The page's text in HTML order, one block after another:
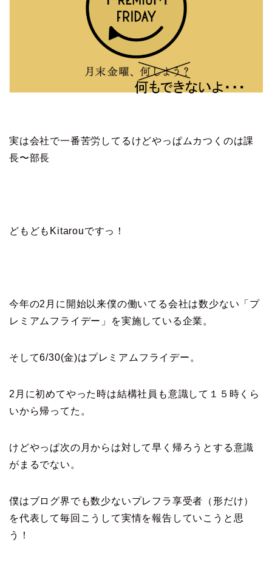
実は会社で一番苦労してるけどやっぱムカつくのは課
長〜部長
どもどもKitarouですっ！
今年の2月に開始以来僕の働いてる会社は数少ない「プ
レミアムフライデー」を実施している企業。
そして6/30(金)はプレミアムフライデー。
2月に初めてやった時は結構社員も意識して１５時くら
いから帰ってた。
けどやっぱ次の月からは対して早く帰ろうとする意識
がまるでない。
僕はブログ界でも数少ないプレフラ享受者（形だけ）
を代表して毎回こうして実情を報告していこうと思
う！